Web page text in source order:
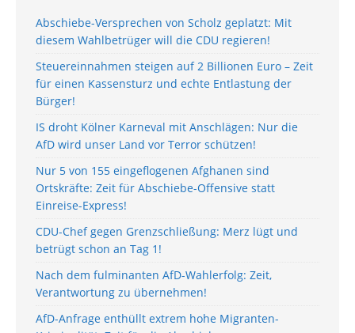
Abschiebe-Versprechen von Scholz geplatzt: Mit
diesem Wahlbetrüger will die CDU regieren!
Steuereinnahmen steigen auf 2 Billionen Euro – Zeit
für einen Kassensturz und echte Entlastung der
Bürger!
IS droht Kölner Karneval mit Anschlägen: Nur die
AfD wird unser Land vor Terror schützen!
Nur 5 von 155 eingeflogenen Afghanen sind
Ortskräfte: Zeit für Abschiebe-Offensive statt
Einreise-Express!
CDU-Chef gegen Grenzschließung: Merz lügt und
betrügt schon an Tag 1!
Nach dem fulminanten AfD-Wahlerfolg: Zeit,
Verantwortung zu übernehmen!
AfD-Anfrage enthüllt extrem hohe Migranten-